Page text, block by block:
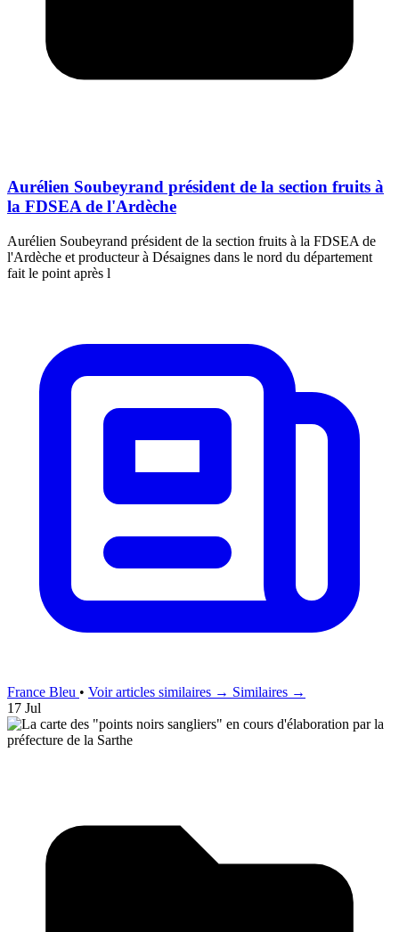
Aurélien Soubeyrand président de la section fruits à
la FDSEA de l'Ardèche
Aurélien Soubeyrand président de la section fruits à la FDSEA de
l'Ardèche et producteur à Désaignes dans le nord du département
fait le point après l
France Bleu • Voir articles similaires → Similaires →
17 Jul